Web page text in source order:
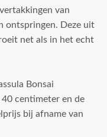
van
ontspringen. Deze uit
net als in het echt
Bonsai
centimeter en de
bij afname van